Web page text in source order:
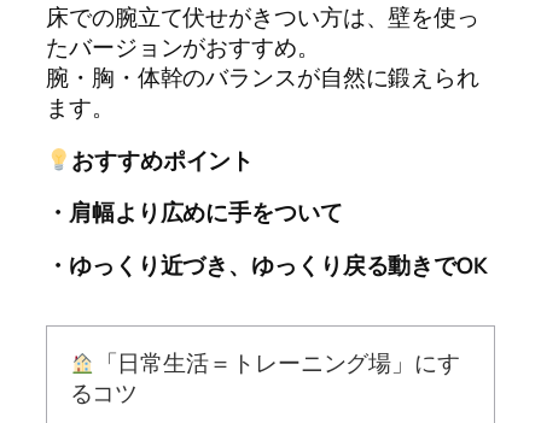
床での腕立て伏せがきつい方は、壁を使っ
たバージョンがおすすめ。
腕・胸・体幹のバランスが自然に鍛えられ
ます。
おすすめポイント
・肩幅より広めに手をついて
・ゆっくり近づき、ゆっくり戻る動きでOK
「日常生活＝トレーニング場」にす
るコツ